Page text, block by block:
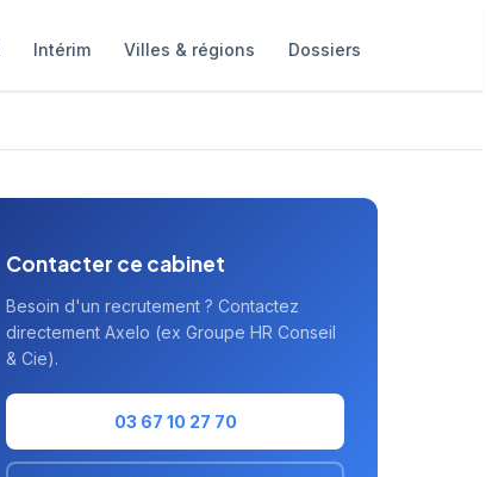
Intérim Villes & régions Dossiers
Contacter ce cabinet
Besoin d'un recrutement ? Contactez
directement Axelo (ex Groupe HR Conseil
& Cie).
03 67 10 27 70